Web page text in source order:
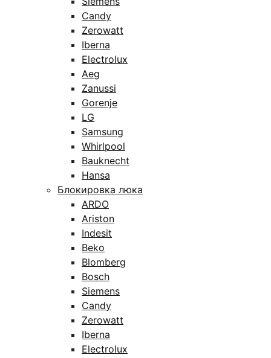
Candy
Zerowatt
Iberna
Electrolux
Aeg
Zanussi
Gorenje
LG
Samsung
Whirlpool
Bauknecht
Hansa
Блокировка люка
ARDO
Ariston
Indesit
Beko
Blomberg
Bosch
Siemens
Candy
Zerowatt
Iberna
Electrolux